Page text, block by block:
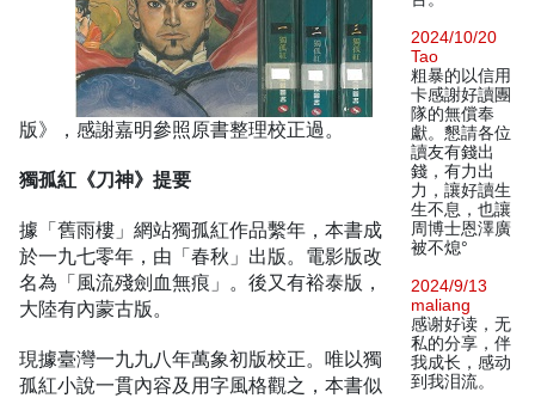
版》，感謝嘉明參照原書整理校正過。
獨孤紅《刀神》提要
據「舊雨樓」網站獨孤紅作品繫年，本書成
於一九七零年，由「春秋」出版。電影版改
名為「風流殘劍血無痕」。後又有裕泰版，
大陸有內蒙古版。
現據臺灣一九九八年萬象初版校正。唯以獨
孤紅小說一貫內容及用字風格觀之，本書似
2024/10/20
Tao
粗暴的以信用
卡感謝好讀團
隊的無償奉
獻。懇請各位
讀友有錢出
錢，有力出
力，讓好讀生
生不息，也讓
周博士恩澤廣
被不熄°
2024/9/13
maliang
感谢好读，无
私的分享，伴
我成长，感动
到我泪流。